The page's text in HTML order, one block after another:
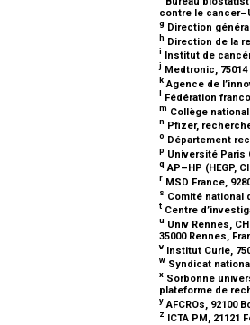
contre le
g Direction
h Direction de la
i Institut de
j Medtronic,
k Agence de
Fédération
m Collège
n Pfizer,
o Département
p Université Paris
q AP–HP (HEGP,
r MSD France,
s Comité national
t Centre
u Univ Rennes,
35000 Rennes,
v Institut Curie,
w Syndicat
x Sorbonne
plateforme de
y AFCROs, 92100
z ICTA PM, 21121